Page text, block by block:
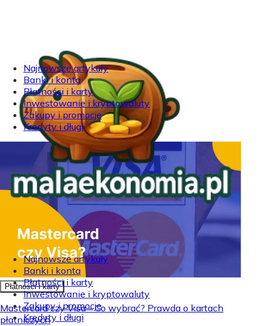
Najnowsze artykuły
Banki i konta
Płatności i karty
Inwestowanie i kryptowaluty
Zakupy i promocje
Kredyty i długi
Najnowsze artykuły
Banki i konta
Płatności i karty
Inwestowanie i kryptowaluty
Zakupy i promocje
Kredyty i długi
Płatności i karty
Mastercard czy Visa - Co wybrać? Prawda o kartach
płatniczych